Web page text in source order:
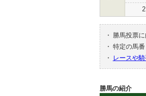
2
・ 勝馬投票
・ 特定の馬番
・
レースや
勝馬の紹介